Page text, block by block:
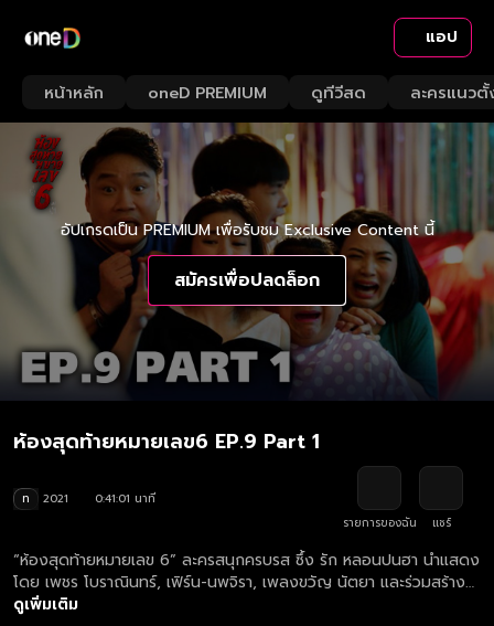
แอป
หน้าหลัก oneD PREMIUM ดูทีวีสด ละครแนวตั้
อัปเกรดเป็น PREMIUM เพื่อรับชม Exclusive Content นี้
สมัครเพื่อปลดล็อก
ห้องสุดท้ายหมายเลข6 EP.9 Part 1
ท 2021
0:41:01 นาที
รายการของฉัน
แชร์
“ห้องสุดท้ายหมายเลข 6” ละครสนุกครบรส ซึ้ง รัก หลอนปนฮา นำแสดง
โดย เพชร โบราณินทร์, เฟิร์น-นพจิรา, เพลงขวัญ นัตยา และร่วมสร้าง
สีสันด้วยนักแสดงตลกชื่อดังมากมาย... เรื่องราวของหญิงสาวผู้มีสัมผัส
ดูเพิ่มเติม